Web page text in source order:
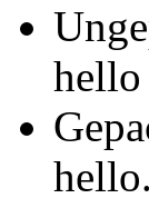
hello